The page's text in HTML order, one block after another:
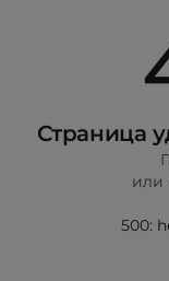
Страница
или
500: